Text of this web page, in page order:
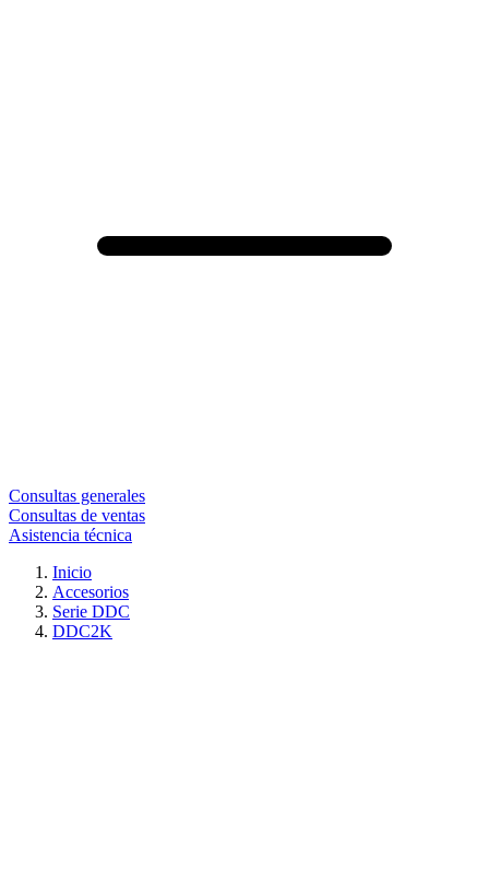
Consultas generales
Consultas de ventas
Asistencia técnica
Inicio
Accesorios
Serie DDC
DDC2K